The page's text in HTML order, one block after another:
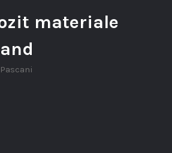
materiale